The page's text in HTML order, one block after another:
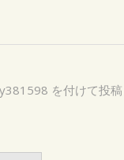
を付けて投